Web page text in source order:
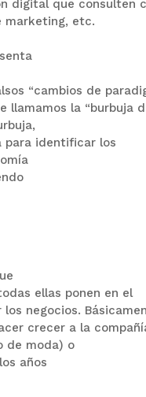
digital que consulten
marketing, etc.
“cambios de
llamamos la “burbuja
para identificar los
ellas ponen en el
negocios.
crecer a la
de moda) o
años